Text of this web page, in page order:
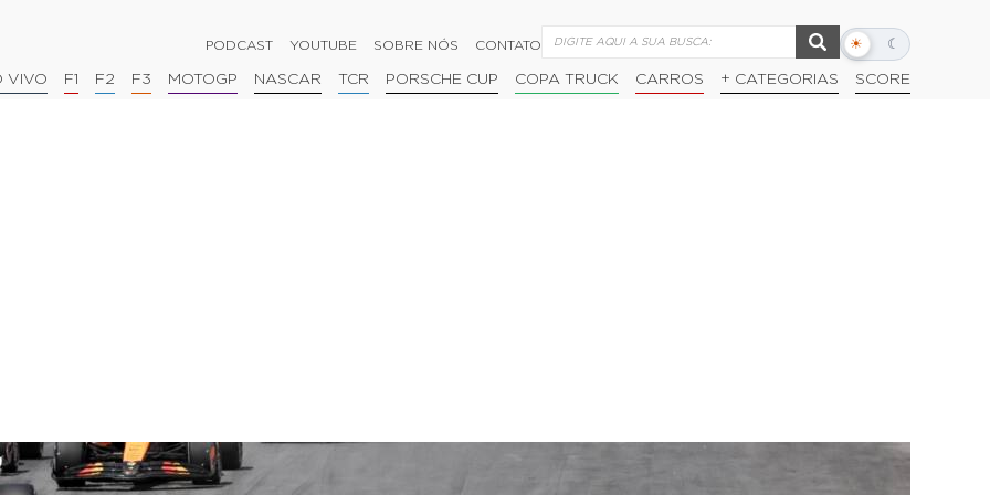
PODCAST YOUTUBE SOBRE NÓS CONTATO ☀ ☾
Alternar
escuro
VIVO F1 F2 F3 MOTOGP NASCAR TCR PORSCHE CUP COPA TRUCK CARROS + CATEGORIAS SCORE